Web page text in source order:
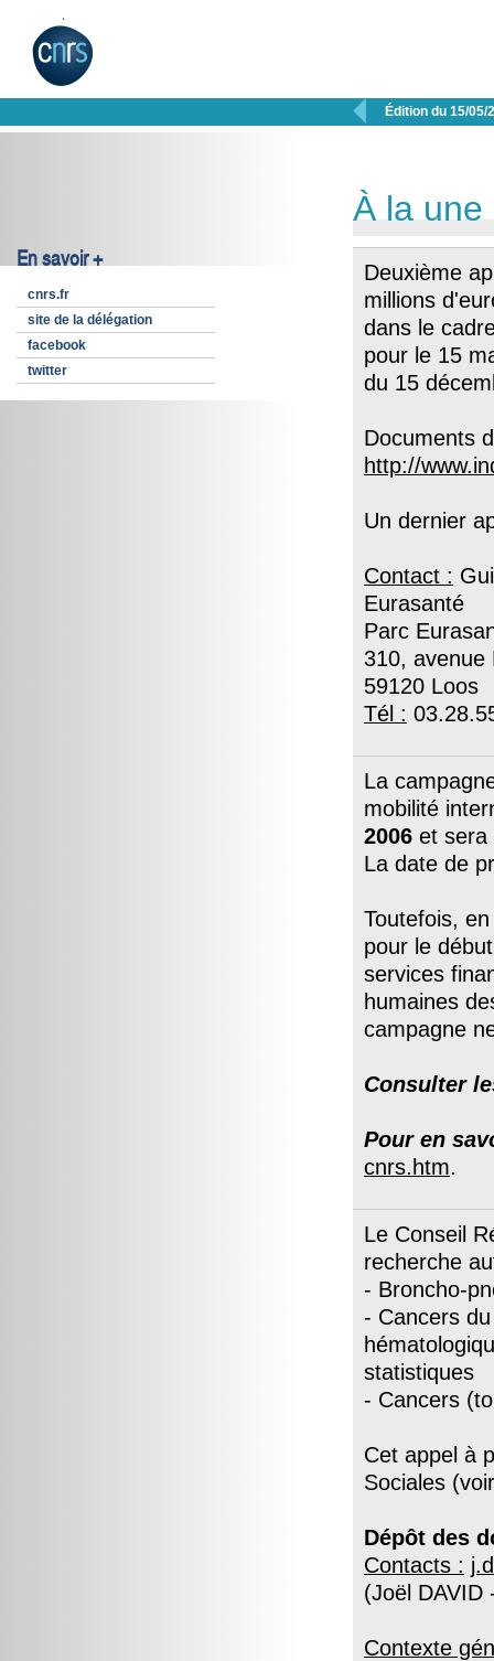
 Édition du 15/05/
En savoir +
cnrs.fr
site de la délégation
facebook
twitter
À la une
Deuxième
millions
dans le
pour le 15
du 15
Documents
http://
Un dernier
Contact :
Eurasanté
Parc
310, avenue
59120 Loos
Tél :
La
mobilité
2006 et sera
La date de
Toutefois,
pour le
services
humaines
campagne
Consulter
Pour en
cnrs.htm.
Le Conseil
recherche
- Broncho-
- Cancers
statistiques
- Cancers
Cet appel à
Sociales
Dépôt des
Contacts :
(Joël DAVID
Contexte